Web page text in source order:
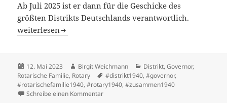
Ab Juli 2025 ist er dann für die Geschicke des
größten Distrikts Deutschlands verantwortlich.
Dennis Kissel: Ein Tausendsassa wird Governor
weiterlesen
Veröffentlicht
am
12. Mai 2023 Autor
Birgit Weichmann Kategorien
Distrikt,Governor,
Rotarische Familie, Rotary Schlagwörter
#distrikt1940,#governor,
#rotarischefamilie1940,#rotary1940,#zusammen1940
Schreibe einen Kommentarzu Dennis Kissel: Ein Tausendsassa wird